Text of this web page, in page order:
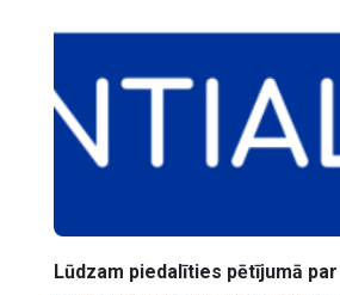
Lūdzam piedalīties pētījumā